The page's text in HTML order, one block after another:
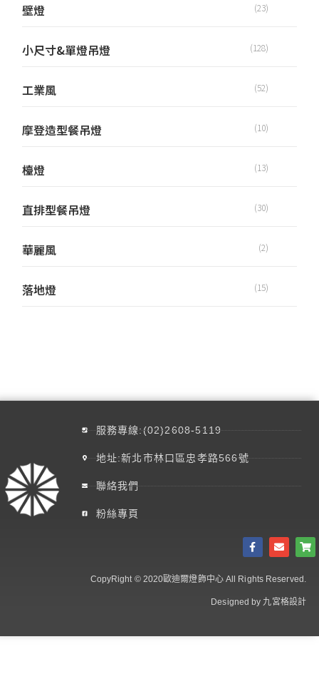
壁燈 (23)
小尺寸&單燈吊燈 (128)
工業風 (52)
摩登造型餐吊燈 (10)
檯燈 (13)
直排型餐吊燈 (30)
華麗風 (2)
落地燈 (15)
服務專線:(02)2608-5119
地址:新北市林口區忠孝路566號
聯絡我們
粉絲專頁
CopyRight © 2020歐迪爾燈飾中心 All Rights Reserved.
Designed by 九宮格設計